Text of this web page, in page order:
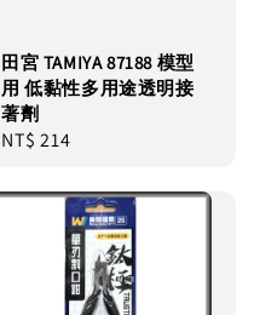
田宮 TAMIYA 87188 模型
用 低黏性多用途透明接
著劑
Regular
NT$ 214